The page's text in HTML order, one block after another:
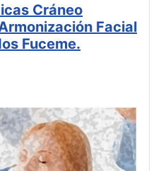
Cráneo
Facial
Fuceme.